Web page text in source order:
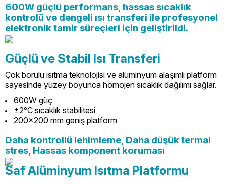
600W güçlü performans, hassas sıcaklık
kontrolü ve dengeli ısı transferi ile profesyonel
elektronik tamir süreçleri için geliştirildi.
Güçlü ve Stabil Isı Transferi
Çok borulu ısıtma teknolojisi ve alüminyum alaşımlı platform
sayesinde yüzey boyunca homojen sıcaklık dağılımı sağlar.
600W güç
±2°C sıcaklık stabilitesi
200x200 mm geniş platform
Daha kontrollü lehimleme, Daha düşük termal
stres, Hassas komponent koruması
Saf Alüminyum Isıtma Platformu